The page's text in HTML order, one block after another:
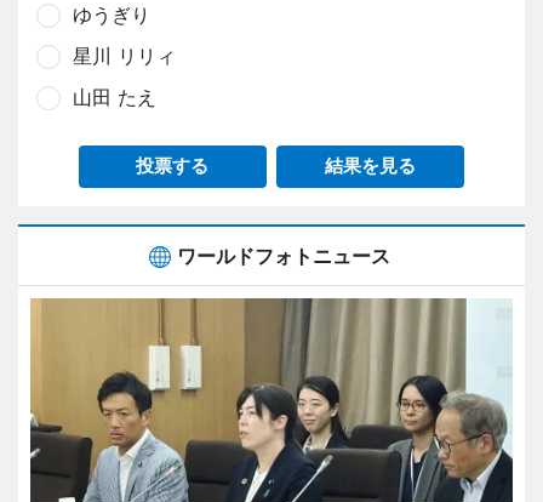
ゆうぎり
星川 リリィ
山田 たえ
投票する 結果を見る
ワールドフォトニュース